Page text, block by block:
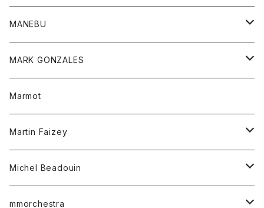
ベスト
ポロシャツ
ロングスリーブTシャツ
セーター
チュニック
ワンピース
Tシャツ
靴
MANEBU
靴
MARK GONZALES
トップス
Tシャツ
Marmot
Martin Faizey
ベルト
Michel Beadouin
トップス
mmorchestra